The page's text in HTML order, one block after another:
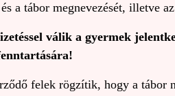
a tábor megnevezését, illetve
válik a gyermek
felek rögzítik, hogy a tábor